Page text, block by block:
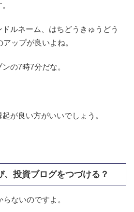
ドルネーム、はちどうきゅうどう
ップが良いよね。
の7時7分だな。
が良い方がいいでしょう。
、投資ブログをつづける？
ないのですよ。